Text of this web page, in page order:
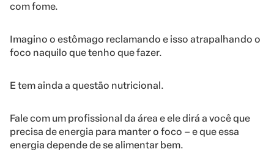
com fome.
Imagino o estômago reclamando e isso atrapalhando o
foco naquilo que tenho que fazer.
E tem ainda a questão nutricional.
Fale com um profissional da área e ele dirá a você que
precisa de energia para manter o foco – e que essa
energia depende de se alimentar bem.